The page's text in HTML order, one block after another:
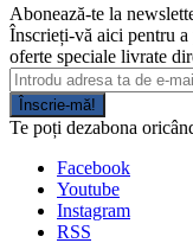
Abonează-te la
Înscrieți-vă aici pentru
oferte speciale livrate
Înscrie-mă!
Te poți dezabona
Facebook
Youtube
Instagram
RSS